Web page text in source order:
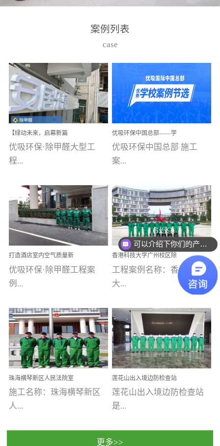
高技能的团队。汇聚了众
取得了多项产品技术专利
和多项国家版权局著作
权，获得高新技术企业称
号。生产优势自主生产自
给自足，优吸公司于2015
在广州番禺区成功建立产
品线生产基地，工厂拥有
自动化生产设备和成熟的
选择源头源材料、严控产
品质量，我们每一批的生
产产品都经过严格的质检
程序；生产车间为优吸总
部和全国分支机构生产光
触媒、净醛王、祛味剂等
优吸系列产品，保质保量
完成生产任务，确保全国
求。资质优势团队优势分
支优势优吸环保是一棵正
茁壮成长的树，只要我们
人人都爱护她、珍惜她、
她将越来越枝繁叶茂，终
将会成为一棵参天大树！
优吸环保截止2020年拥有
全国600家网点分支机构。
案例列表
case
【绿动未来，启幕新篇
章】优吸环保中标深圳安
居乐寓，超大型工装室内
空气治理项目顺利启航，
优吸环保·除甲醛大型工
程...
案例【深圳安居乐寓】室
内空气治理项目深圳安居
乐寓 深圳市安居乐寓
为深圳安居集团旗下城...
优吸环保中国总部——学
校施工案例(节选)
优吸环保中国总部 施工
案...
例(学校工装节选)广州南沙
小学(珠江湾校区)项目地
址：广州市南沙区海滨路
南沙珠江湾江门市蓬江区
禾...
打造酒店室内空气质量新
标杆——优吸环保·标杆之
作：东莞美豪雅致酒店室
内空气治理工程纪实
优吸环保·除甲醛工程案
例...
【东莞美豪雅致酒店】室
内空气治理项目东莞美豪
雅致酒店 东莞美豪雅
致酒店是为中高端人士...
香港科技大学广州校区除
甲醛项目圆满完成
工程案例名称：香港科技
大...
学广州校区室内空气治
理 工程案例地址：广
州南沙区·香港科技大学(广
州)校区 工程案...
珠海横琴新区人民法院室
内除甲醛空气治理项目
施工名称：珠海横琴新区
人...
莲花山出入境边防检查站
室内除甲醛空气治理项目
莲花山出入境边防检查站
是...
更多>>
你们是怎么收费的呢